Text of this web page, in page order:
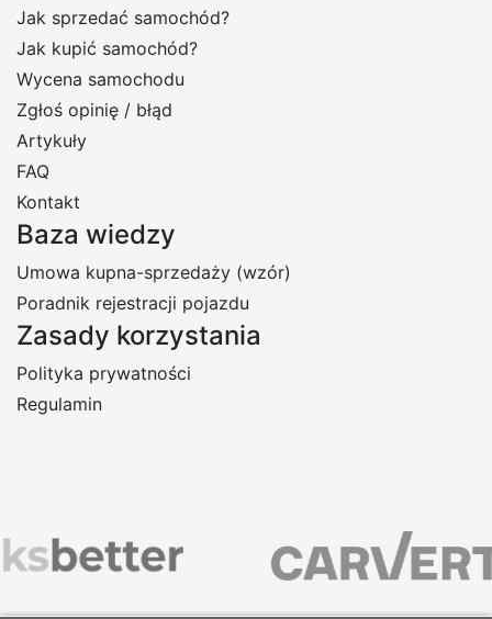
Jak sprzedać samochód?
Jak kupić samochód?
Wycena samochodu
Zgłoś opinię / błąd
Artykuły
FAQ
Kontakt
Baza wiedzy
Umowa kupna-sprzedaży (wzór)
Poradnik rejestracji pojazdu
Zasady korzystania
Polityka prywatności
Regulamin